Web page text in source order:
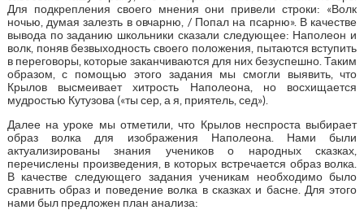
Для подкрепления своего мнения они привели строки: «Волк
ночью, думая залезть в овчарню, / Попал на псарню». В качестве
вывода по заданию школьники сказали следующее: Наполеон и
волк, поняв безвыходность своего положения, пытаются вступить
в переговоры, которые заканчиваются для них безуспешно. Таким
образом, с помощью этого задания мы смогли выявить, что
Крылов высмеивает хитрость Наполеона, но восхищается
мудростью Кутузова («ты сер, а я, приятель, сед»).
Далее на уроке мы отметили, что Крылов неспроста выбирает
образ волка для изображения Наполеона. Нами были
актуализированы знания учеников о народных сказках,
перечислены произведения, в которых встречается образ волка.
В качестве следующего задания ученикам необходимо было
сравнить образ и поведение волка в сказках и басне. Для этого
нами был предложен план анализа: